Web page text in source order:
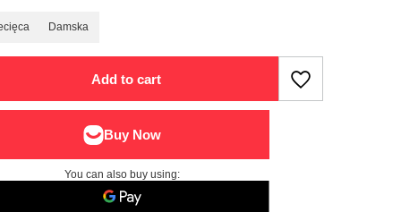
Damska
Add to cart
You can also buy using: